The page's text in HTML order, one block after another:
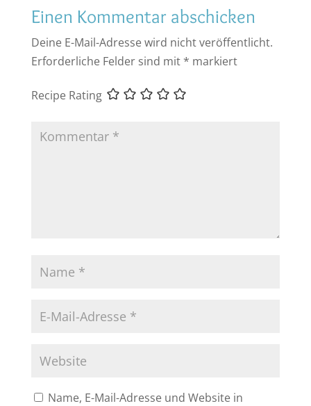
Einen Kommentar abschicken
Deine E-Mail-Adresse wird nicht veröffentlicht.
Erforderliche Felder sind mit * markiert
Recipe Rating
Name, E-Mail-Adresse und Website in